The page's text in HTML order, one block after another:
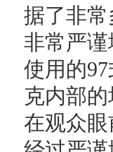
据了非
非常严
使用的
克内部
在观众